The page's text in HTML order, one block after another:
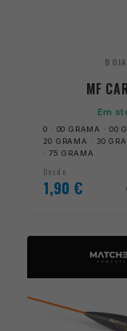
MF
Em
0 · 00 GRAMA · 00
20 GRAMA · 30
· 75 GRAMA
Desde
1,90 €